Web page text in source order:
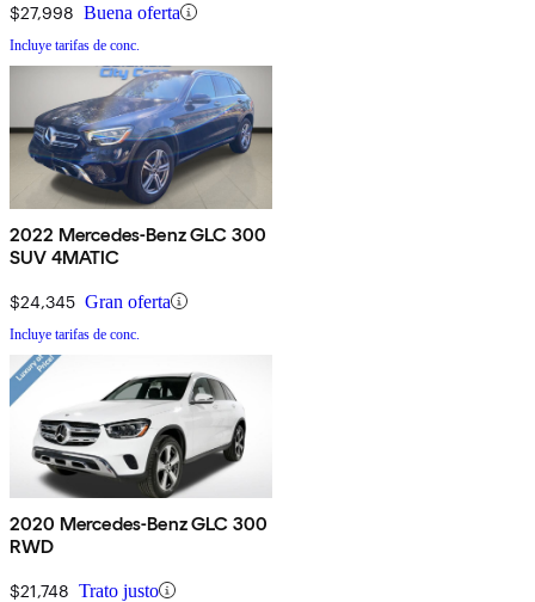
$27,998 Buena oferta
Incluye tarifas de conc.
2022 Mercedes-Benz GLC 300
SUV 4MATIC
$24,345 Gran oferta
Incluye tarifas de conc.
2020 Mercedes-Benz GLC 300
RWD
$21,748 Trato justo